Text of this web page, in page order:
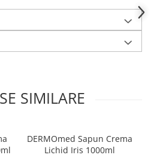
SIMILARE
DERMOmed Sapun Crema
Lichid Iris 1000ml